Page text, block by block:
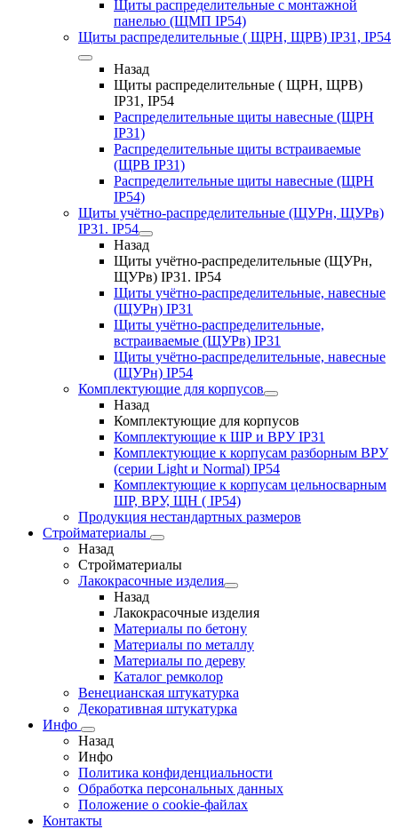
Щиты распределительные с монтажной
панелью (ЩМП IP54)
Щиты распределительные ( ЩРН, ЩРВ) IP31, IP54
Назад
Щиты распределительные ( ЩРН, ЩРВ)
IP31, IP54
Распределительные щиты навесные (ЩРН
IP31)
Распределительные щиты встраиваемые
(ЩРВ IP31)
Распределительные щиты навесные (ЩРН
IP54)
Щиты учётно-распределительные (ЩУРн, ЩУРв)
IP31. IP54
Назад
Щиты учётно-распределительные (ЩУРн,
ЩУРв) IP31. IP54
Щиты учётно-распределительные, навесные
(ЩУРн) IP31
Щиты учётно-распределительные,
встраиваемые (ЩУРв) IP31
Щиты учётно-распределительные, навесные
(ЩУРн) IP54
Комплектующие для корпусов
Назад
Комплектующие для корпусов
Комплектующие к ШР и ВРУ IP31
Комплектующие к корпусам разборным ВРУ
(серии Light и Normal) IP54
Комплектующие к корпусам цельносварным
ШР, ВРУ, ЩН ( IP54)
Продукция нестандартных размеров
Стройматериалы
Назад
Стройматериалы
Лакокрасочные изделия
Назад
Лакокрасочные изделия
Материалы по бетону
Материалы по металлу
Материалы по дереву
Каталог ремколор
Венецианская штукатурка
Декоративная штукатурка
Инфо
Назад
Инфо
Политика конфиденциальности
Обработка персональных данных
Положение о cookie-файлах
Контакты